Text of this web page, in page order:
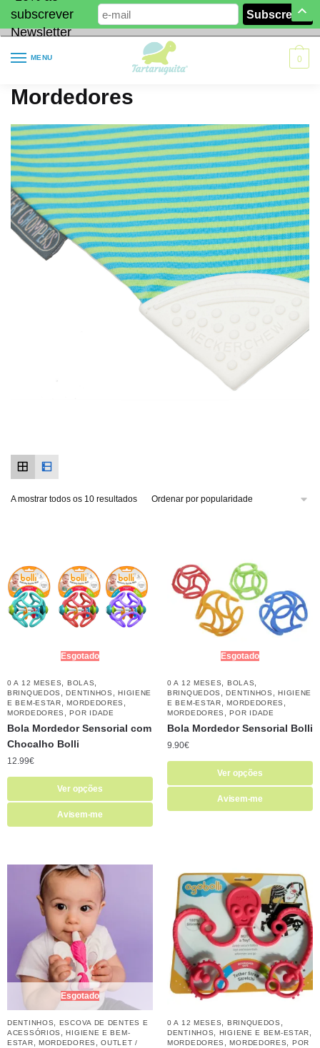
subscrever
Newsletter
MENU 0
Mordedores
A mostrar todos os 10 resultados
Esgotado
0 A 12 MESES BOLAS
BRINQUEDOS ,DENTINHOS ,HIGIENE
E BEM-ESTAR
,MORDEDORES
MORDEDORES ,POR IDADE
Bola Mordedor Sensorial com
Chocalho Bolli
12.99€
Ver opções
Avisem-me
Esgotado
0 A 12 MESES BOLAS
BRINQUEDOS ,DENTINHOS ,HIGIENE
E BEM-ESTAR
,MORDEDORES
MORDEDORES ,POR IDADE
Bola Mordedor Sensorial Bolli
9.90€
Ver opções
Avisem-me
Esgotado
DENTINHOS
ESCOVA DE DENTES E
ACESSÓRIOS
,HIGIENE E BEM-
ESTAR
MORDEDORES ,OUTLET /
0 A 12 MESES BRINQUEDOS
DENTINHOS HIGIENE E BEM-ESTAR
MORDEDORES ,MORDEDORES
POR